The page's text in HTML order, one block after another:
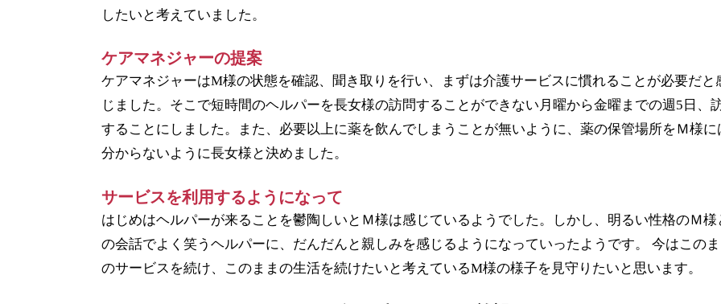
したいと考えていました。
ケアマネジャーの提案
ケアマネジャーはM様の状態を確認、聞き取りを行い、まずは介護サービスに慣れることが必要だと
じました。そこで短時間のヘルパーを長女様の訪問することができない月曜から金曜までの週5日、
することにしました。また、必要以上に薬を飲んでしまうことが無いように、薬の保管場所をＭ様に
分からないように長女様と決めました。
サービスを利用するようになって
はじめはヘルパーが来ることを鬱陶しいとＭ様は感じているようでした。しかし、明るい性格のＭ様
の会話でよく笑うヘルパーに、だんだんと親しみを感じるようになっていったようです。 今はこのま
のサービスを続け、このままの生活を続けたいと考えているM様の様子を見守りたいと思います。